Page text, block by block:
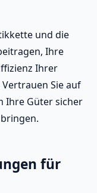
und die
Ihre
Ihrer
Sie auf
Ihre Güter sicher
für